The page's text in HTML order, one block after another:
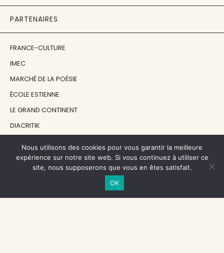
PARTENAIRES
FRANCE-CULTURE
IMEC
MARCHÉ DE LA POÉSIE
ÉCOLE ESTIENNE
LE GRAND CONTINENT
DIACRITIK
NOS SOUTIENS
CENTRE NATIONAL DU LIVRE
Nous utilisons des cookies pour vous garantir la meilleure
expérience sur notre site web. Si vous continuez à utiliser ce
site, nous supposerons que vous en êtes satisfait.
OK